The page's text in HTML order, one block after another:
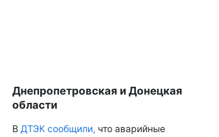
Днепропетровская и Донецкая
области
В ДТЭК сообщили, что аварийные